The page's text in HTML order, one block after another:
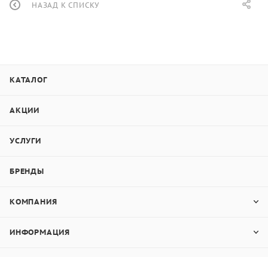
НАЗАД К СПИСКУ
КАТАЛОГ
АКЦИИ
УСЛУГИ
БРЕНДЫ
КОМПАНИЯ
ИНФОРМАЦИЯ